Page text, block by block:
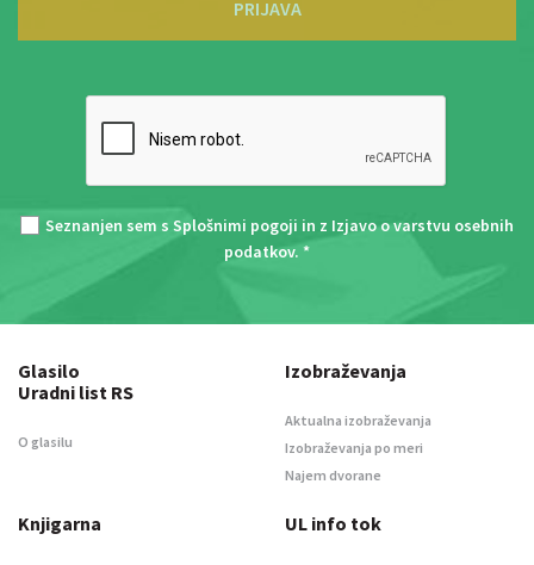
PRIJAVA
Seznanjen sem s Splošnimi pogoji in z Izjavo o varstvu osebnih
podatkov. *
Glasilo
Uradni list RS
O glasilu
Izobraževanja
Aktualna izobraževanja
Izobraževanja po meri
Najem dvorane
Knjigarna UL info tok